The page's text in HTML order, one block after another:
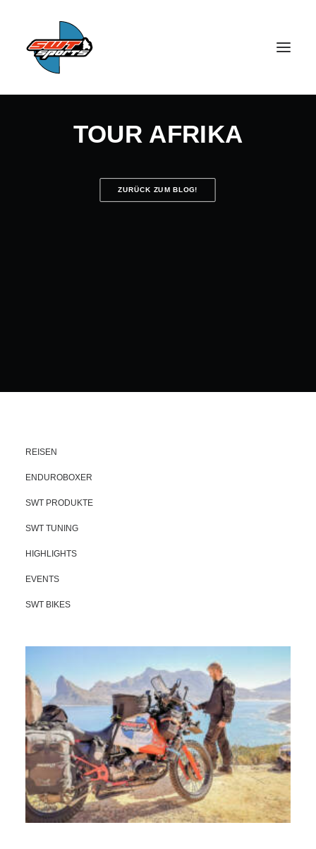
SEARCH
TOUR AFRIKA
ZURÜCK ZUM BLOG!
REISEN
ENDUROBOXER
SWT PRODUKTE
SWT TUNING
HIGHLIGHTS
EVENTS
SWT BIKES